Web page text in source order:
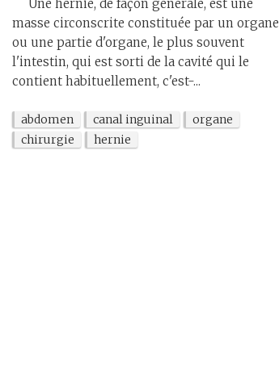
Une hernie, de façon générale, est une
masse circonscrite constituée par un organe
ou une partie d'organe, le plus souvent
l'intestin, qui est sorti de la cavité qui le
contient habituellement, c'est-...
abdomen canal inguinal
organe
chirurgie
hernie